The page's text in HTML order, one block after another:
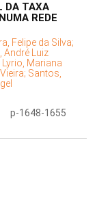
DA TAXA
REDE
Felipe da Silva;
André Luiz
Lyrio, Mariana
Santos,
p-1648-1655